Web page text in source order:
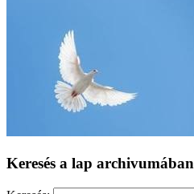
Keresés a lap archivumában